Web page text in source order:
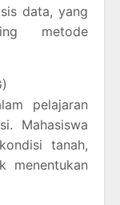
data, yang
metode
pelajaran
Mahasiswa
tanah,
menentukan